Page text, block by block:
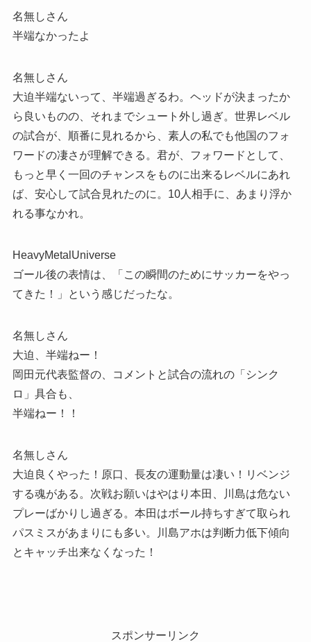
名無しさん
半端なかったよ
名無しさん
大迫半端ないって、半端過ぎるわ。ヘッドが決まったか
ら良いものの、それまでシュート外し過ぎ。世界レベル
の試合が、順番に見れるから、素人の私でも他国のフォ
ワードの凄さが理解できる。君が、フォワードとして、
もっと早く一回のチャンスをものに出来るレベルにあれ
ば、安心して試合見れたのに。10人相手に、あまり浮か
れる事なかれ。
HeavyMetalUniverse
ゴール後の表情は、「この瞬間のためにサッカーをやっ
てきた！」という感じだったな。
名無しさん
大迫、半端ねー！
岡田元代表監督の、コメントと試合の流れの「シンク
ロ」具合も、
半端ねー！！
名無しさん
大迫良くやった！原口、長友の運動量は凄い！リベンジ
する魂がある。次戦お願いはやはり本田、川島は危ない
プレーばかりし過ぎる。本田はボール持ちすぎて取られ
パスミスがあまりにも多い。川島アホは判断力低下傾向
とキャッチ出来なくなった！
スポンサーリンク